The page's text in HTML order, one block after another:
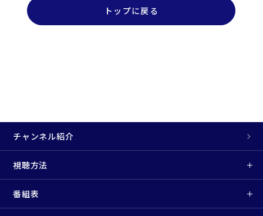
トップに戻る
チャンネル紹介
視聴方法
番組表